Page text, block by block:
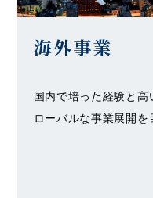
海外事業
国内で培った経験と
ローバルな事業展開を